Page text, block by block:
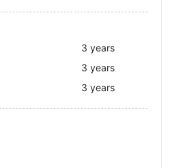
3 years
3 years
3 years